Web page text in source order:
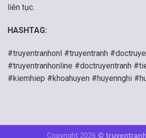
liên tục.
HASHTAG:
#truyentranhonl #truyentranh
#truyentranhonline #doctruyentranh
#kiemhiep #khoahuyen #huyennghi
Copyright 2026 ©